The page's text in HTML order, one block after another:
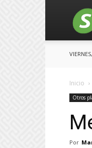
Inicio
Otros
Por